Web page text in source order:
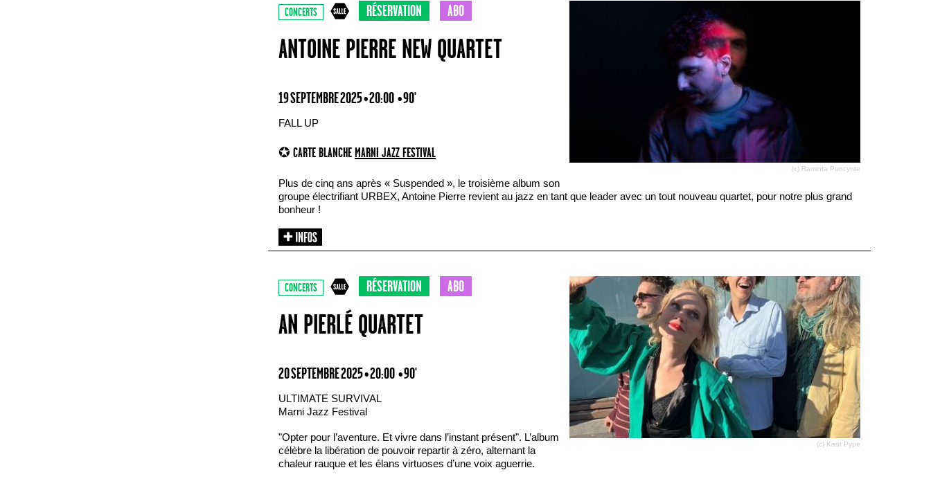
(c) Raminta Poncynte
CONCERTS RÉSERVATION ABO
ANTOINE PIERRE NEW QUARTET
19 SEPTEMBRE 2025 • 20:00 • 90'
FALL UP
✪ CARTE BLANCHE MARNI JAZZ FESTIVAL
Plus de cinq ans après « Suspended », le troisième album son
groupe électrifiant URBEX, Antoine Pierre revient au jazz en tant que leader avec un tout nouveau quartet, pour notre plus grand
bonheur !
(c) Kaat Pype
CONCERTS RÉSERVATION ABO
AN PIERLÉ QUARTET
20 SEPTEMBRE 2025 • 20:00 • 90'
ULTIMATE SURVIVAL
Marni Jazz Festival
"Opter pour l’aventure. Et vivre dans l’instant présent". L’album
célèbre la libération de pouvoir repartir à zéro, alternant la
chaleur rauque et les élans virtuoses d’une voix aguerrie.